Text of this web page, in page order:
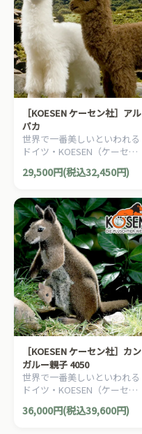
［KOESEN ケーセン社］アル
パカ
世界で一番美しいといわれる
ドイツ・KOESEN（ケーセン
社）の動物のぬいぐるみ。愛
らしい表情のアルパカのぬい
29,500円(税込32,450円)
［KOESEN ケーセン社］カン
ガルー親子 4050
世界で一番美しいといわれる
ドイツ・KOESEN（ケーセン
社）の動物のぬいぐるみ。愛
らしい表情のカンガルーのぬ
36,000円(税込39,600円)